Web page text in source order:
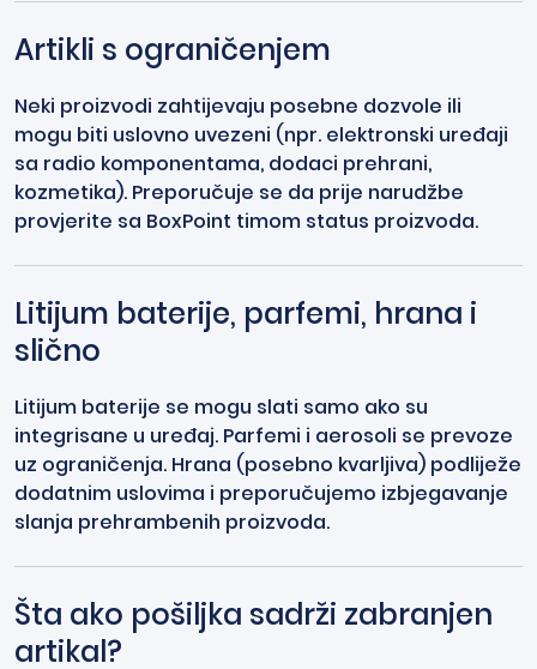
Artikli s ograničenjem
Neki proizvodi zahtijevaju posebne dozvole ili
mogu biti uslovno uvezeni (npr. elektronski uređaji
sa radio komponentama, dodaci prehrani,
kozmetika). Preporučuje se da prije narudžbe
provjerite sa BoxPoint timom status proizvoda.
Litijum baterije, parfemi, hrana i
slično
Litijum baterije se mogu slati samo ako su
integrisane u uređaj. Parfemi i aerosoli se prevoze
uz ograničenja. Hrana (posebno kvarljiva) podliježe
dodatnim uslovima i preporučujemo izbjegavanje
slanja prehrambenih proizvoda.
Šta ako pošiljka sadrži zabranjen
artikal?